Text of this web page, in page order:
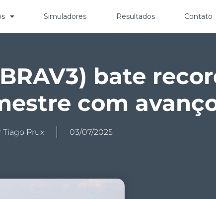
Simuladores Resultados Contato
bate
com
Tiago Prux 03/07/2025